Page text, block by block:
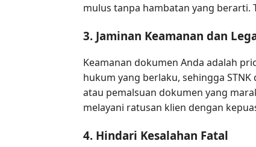
mulus tanpa hambatan yang
3. Jaminan Keamanan dan
Keamanan dokumen Anda adalah
hukum yang berlaku, sehingga
atau pemalsuan dokumen yang
melayani ratusan klien dengan
4. Hindari Kesalahan Fatal